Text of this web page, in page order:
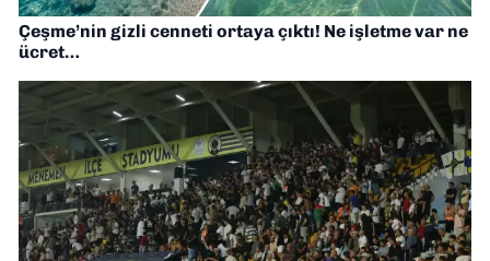
Çeşme’nin gizli cenneti ortaya çıktı! Ne işletme var ne
ücret…